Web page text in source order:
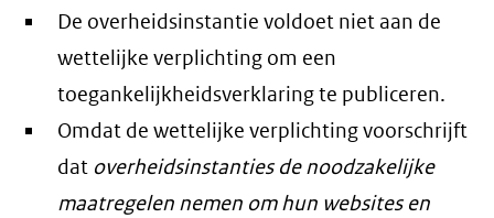
De overheidsinstantie voldoet niet aan de
wettelijke verplichting om een
toegankelijkheidsverklaring te publiceren.
Omdat de wettelijke verplichting voorschrijft
dat overheidsinstanties de noodzakelijke
maatregelen nemen om hun websites en